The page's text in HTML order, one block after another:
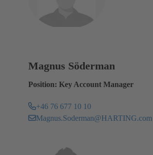
Magnus Söderman
Position: Key Account Manager
+46 76 677 10 10
Magnus.Soderman@HARTING.com